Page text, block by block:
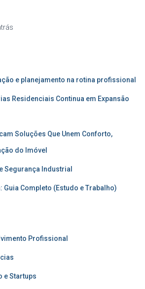
e planejamento na rotina profissional
Residenciais Continua em Expansão
Soluções Que Unem Conforto,
do Imóvel
Segurança Industrial
Guia Completo (Estudo e Trabalho)
Profissional
e Startups